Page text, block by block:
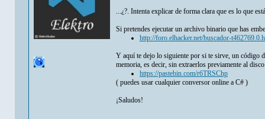
...¿?. Intenta explicar de forma clara que es lo que
Si pretendes ejecutar un archivo binario que has
http://foro.elhacker.net/buscador-
Y aquí te dejo lo siguiente por si te sirve, un código
memoria, es decir, sin extraerlos previamente al
https://pastebin.com/r6TRSChp
( puedes usar cualquier conversor online a C# )
¡Saludos!